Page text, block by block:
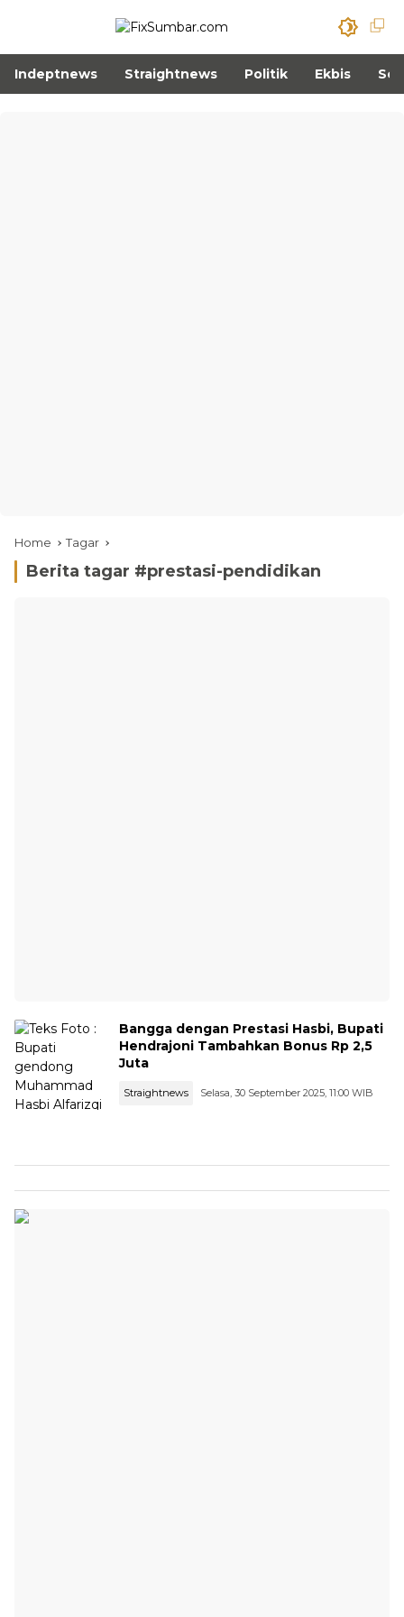
Indeptnews Straightnews Politik Ekbis
Home Tagar
Berita tagar #prestasi-pendidikan
Bangga dengan Prestasi Hasbi, Bupati
Hendrajoni Tambahkan Bonus Rp 2,5
Juta
Straightnews Selasa, 30 September 2025, 11:00 WIB